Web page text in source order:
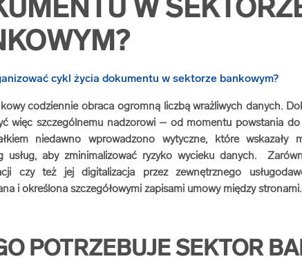
W
codziennie obraca ogromną liczbą wrażliwych danych.
więc szczególnemu nadzorowi – od momentu powstania do
niedawno wprowadzono wytyczne, które wskazały
usług, aby zminimalizować ryzyko wycieku danych.
czy też jej digitalizacja przez zewnętrznego
i określona szczegółowymi zapisami umowy między stronami.
POTRZEBUJE SEKTOR